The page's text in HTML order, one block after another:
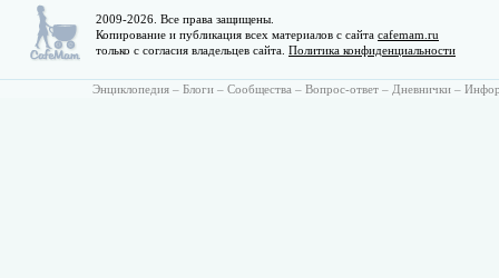
2009-2026. Все права защищены.
Копирование и публикация всех материалов с сайта cafemam.ru
только с согласия владельцев сайта. Политика конфиденциальности
Энциклопедия – Блоги – Сообщества – Вопрос-ответ – Дневнички –